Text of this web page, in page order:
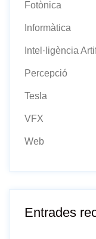
Fotònica
Informàtica
Intel·ligència
Percepció
Tesla
VFX
Web
Entrades